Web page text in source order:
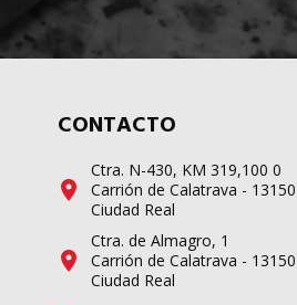
CONTACTO
Ctra. N-430, KM 319,100 0
Carrión de Calatrava - 13150
Ciudad Real
Ctra. de Almagro, 1
Carrión de Calatrava - 13150
Ciudad Real